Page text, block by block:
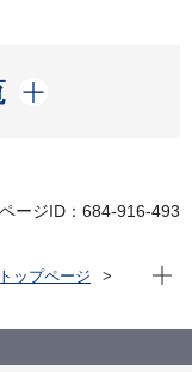
ページID：684-916-493
ップページ
くちょうめこうえ
現在